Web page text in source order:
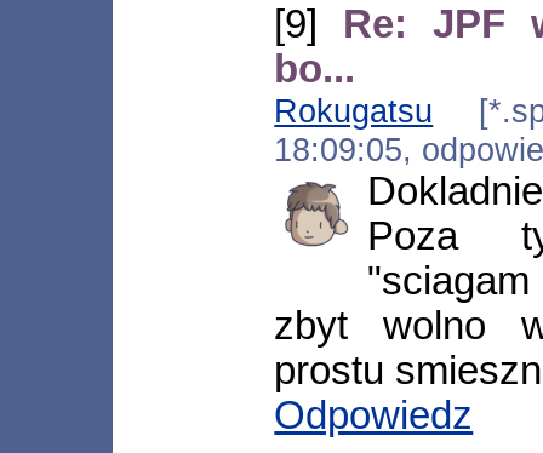
[9] Re: JPF
bo...
Rokugatsu
18:09:05,
Poza
zbyt wolno
prostu
Odpowiedz